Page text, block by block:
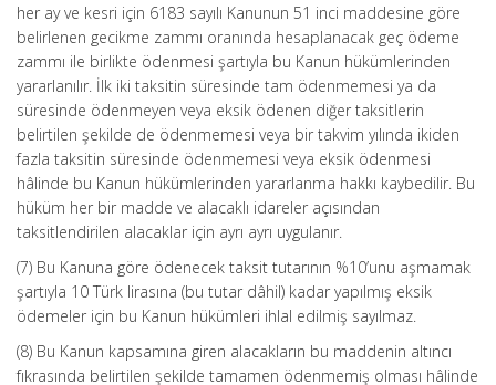
her ay ve kesri için 6183 sayılı Kanunun 51 inci maddesine göre
belirlenen gecikme zammı oranında hesaplanacak geç ödeme
zammı ile birlikte ödenmesi şartıyla bu Kanun hükümlerinden
yararlanılır. İlk iki taksitin süresinde tam ödenmemesi ya da
süresinde ödenmeyen veya eksik ödenen diğer taksitlerin
belirtilen şekilde de ödenmemesi veya bir takvim yılında ikiden
fazla taksitin süresinde ödenmemesi veya eksik ödenmesi
hâlinde bu Kanun hükümlerinden yararlanma hakkı kaybedilir. Bu
hüküm her bir madde ve alacaklı idareler açısından
taksitlendirilen alacaklar için ayrı ayrı uygulanır.
(7) Bu Kanuna göre ödenecek taksit tutarının %10’unu aşmamak
şartıyla 10 Türk lirasına (bu tutar dâhil) kadar yapılmış eksik
ödemeler için bu Kanun hükümleri ihlal edilmiş sayılmaz.
(8) Bu Kanun kapsamına giren alacakların bu maddenin altıncı
fıkrasında belirtilen şekilde tamamen ödenmemiş olması hâlinde